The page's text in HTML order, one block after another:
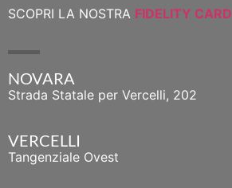
SCOPRI LA NOSTRA FIDELITY CARD
NOVARA
Strada Statale per Vercelli, 202
VERCELLI
Tangenziale Ovest